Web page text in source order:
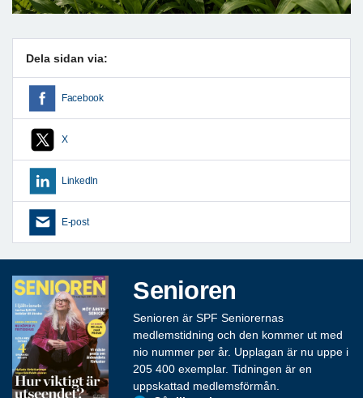
Dela sidan via:
Facebook
X
LinkedIn
E-post
Senioren
Senioren är SPF Seniorernas
medlemstidning och den kommer ut med
nio nummer per år. Upplagan är nu uppe i
205 400 exemplar. Tidningen är en
uppskattad medlemsförmån.